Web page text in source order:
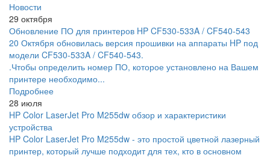
Новости
29 октября
Обновление ПО для принтеров HP CF530-533A / CF540-543
20 Октября обновилась версия прошивки на аппараты HP под
модели CF530-533A / CF540-543.
.Чтобы определить номер ПО, которое установлено на Вашем
принтере необходимо...
Подробнее
28 июля
HP Color LaserJet Pro M255dw обзор и характеристики
устройства
HP Color LaserJet Pro M255dw - это простой цветной лазерный
принтер, который лучше подходит для тех, кто в основном